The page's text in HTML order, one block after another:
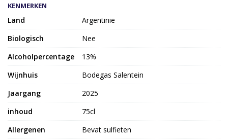
KENMERKEN
Land
Argentinië
Biologisch
Nee
Alcoholpercentage
13%
Wijnhuis
Bodegas Salentein
Jaargang
2025
inhoud
75cl
Allergenen
Bevat sulfieten